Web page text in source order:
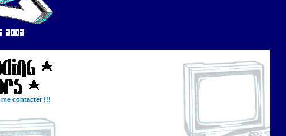
me contacter !!!